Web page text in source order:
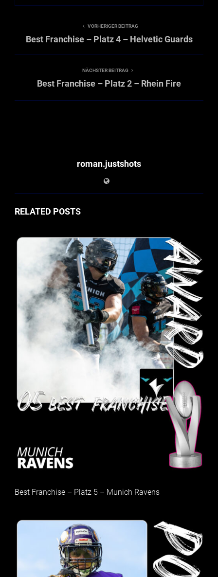
VORHERIGER BEITRAG
Best Franchise – Platz 4 – Helvetic Guards
NÄCHSTER BEITRAG
Best Franchise – Platz 2 – Rhein Fire
roman.justshots
RELATED POSTS
Best Franchise – Platz 5 – Munich Ravens